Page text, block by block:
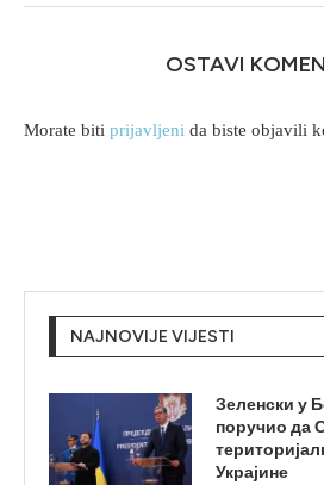
OSTAVI
Morate biti prijavljeni da biste objavili
NAJNOVIJE VIJESTI
Зеленски у
поручио да
Украјине